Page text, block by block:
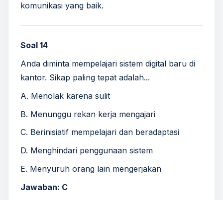
komunikasi yang baik.
Soal 14
Anda diminta mempelajari sistem digital baru di
kantor. Sikap paling tepat adalah...
A. Menolak karena sulit
B. Menunggu rekan kerja mengajari
C. Berinisiatif mempelajari dan beradaptasi
D. Menghindari penggunaan sistem
E. Menyuruh orang lain mengerjakan
Jawaban: C